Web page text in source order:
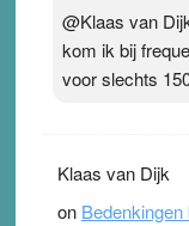
@Klaas van
kom ik bij
voor slechts
Klaas van Dijk
on